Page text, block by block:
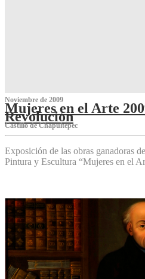
Noviembre de 2009
Mujeres en el Arte
Revolución
Castillo de Chapultepec
Exposición de las obras ganadoras
Pintura y Escultura “Mujeres en el